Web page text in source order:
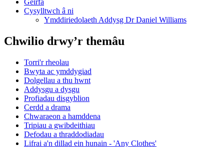
Geirfa
Cysylltwch â ni
​Ymddiriedolaeth Addysg Dr Daniel Williams
Chwilio drwy’r themâu
Torri'r rheolau
Bwyta ac ymddygiad
Dolgellau a thu hwnt
Addysgu a dysgu
Profiadau disgyblion
Cerdd a drama
Chwaraeon a hamddena
Tripiau a gwibdeithiau
Defodau a thraddodiadau
Lifrai a'n dillad ein hunain - 'Any Clothes'